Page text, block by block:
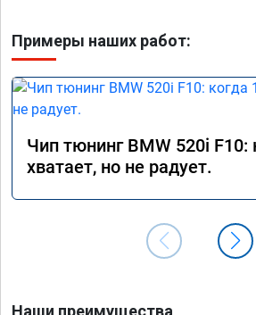
Примеры наших работ:
Чип тюнинг BMW 520i F10:
хватает, но не радует.
Наши преимущества